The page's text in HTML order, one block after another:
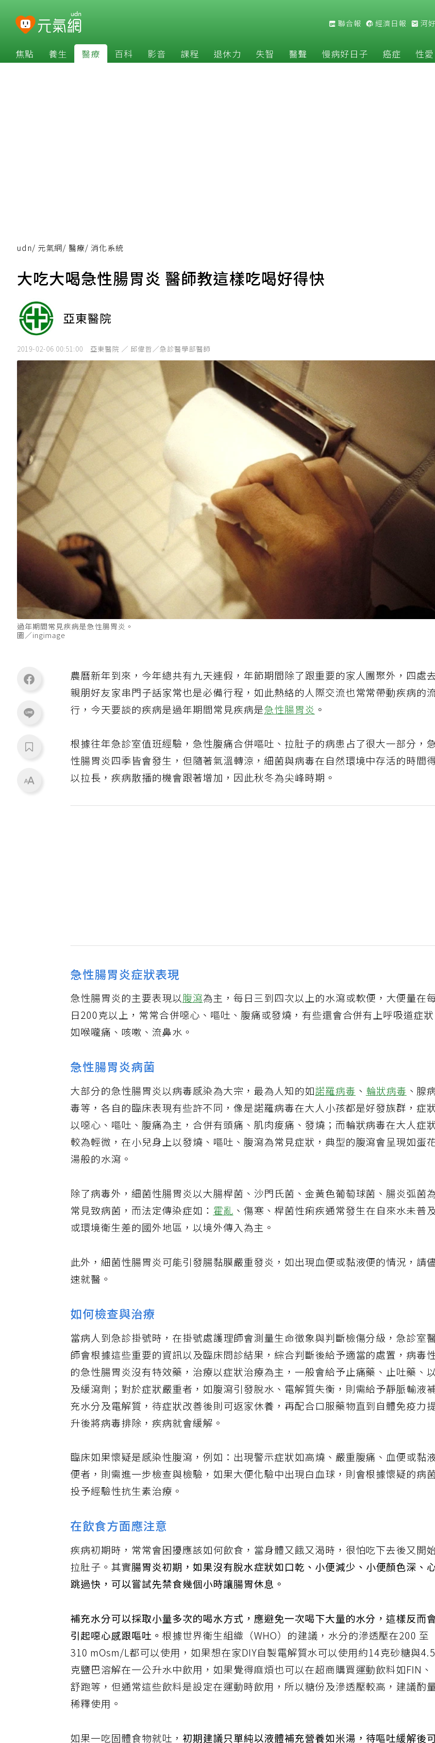
聯合報 經濟日報 河
焦點 養生 醫療 百科 影音 課程 退休力 失智 醫聲 慢病好日子 癌症 性愛
udn/ 元氣網/ 醫療/ 消化系統
大吃大喝急性腸胃炎 醫師教這樣吃喝好得快
亞東醫院
2019-02-06 00:51:00 亞東醫院 ／ 邱偉哲／急診醫學部醫師
過年期間常見疾病是急性腸胃炎。
圖／ingimage
農曆新年到來，今年總共有九天連假，年節期間除了跟重要的家人團聚外，四處
親朋好友家串門子話家常也是必備行程，如此熱絡的人際交流也常常帶動疾病的
行，今天要談的疾病是過年期間常見疾病是急性腸胃炎 。
根據往年急診室值班經驗，急性腹痛合併嘔吐、拉肚子的病患占了很大一部分，
性腸胃炎四季皆會發生，但隨著氣溫轉涼，細菌與病毒在自然環境中存活的時間
以拉長，疾病散播的機會跟著增加，因此秋冬為尖峰時期。
急性腸胃炎症狀表現
急性腸胃炎的主要表現以腹瀉為主，每日三到四次以上的水瀉或軟便，大便量在
日200克以上，常常合併噁心、嘔吐、腹痛或發燒，有些還會合併有上呼吸道症狀
如喉嚨痛、咳嗽、流鼻水。
急性腸胃炎病菌
大部分的急性腸胃炎以病毒感染為大宗，最為人知的如諾羅病毒 、輪狀病毒 、腺
毒等，各自的臨床表現有些許不同，像是諾羅病毒在大人小孩都是好發族群，症
以噁心、嘔吐、腹痛為主，合併有頭痛、肌肉痠痛、發燒；而輪狀病毒在大人症
較為輕微，在小兒身上以發燒、嘔吐、腹瀉為常見症狀，典型的腹瀉會呈現如蛋
湯般的水瀉。
除了病毒外，細菌性腸胃炎以大腸桿菌、沙門氏菌、金黃色葡萄球菌、腸炎弧菌
常見致病菌，而法定傳染症如：霍亂 、傷寒、桿菌性痢疾通常發生在自來水未普
或環境衛生差的國外地區，以境外傳入為主。
此外，細菌性腸胃炎可能引發腸黏膜嚴重發炎，如出現血便或黏液便的情況，請
速就醫。
如何檢查與治療
當病人到急診掛號時，在掛號處護理師會測量生命徵象與判斷檢傷分級，急診室醫
師會根據這些重要的資訊以及臨床問診結果，綜合判斷後給予適當的處置，病毒
的急性腸胃炎沒有特效藥，治療以症狀治療為主，一般會給予止痛藥、止吐藥、
及緩瀉劑；對於症狀嚴重者，如腹瀉引發脫水、電解質失衡，則需給予靜脈輸液
充水分及電解質，待症狀改善後則可返家休養，再配合口服藥物直到自體免疫力
升後將病毒排除，疾病就會緩解。
臨床如果懷疑是感染性腹瀉，例如：出現警示症狀如高燒、嚴重腹痛、血便或黏
便者，則需進一步檢查與檢驗，如果大便化驗中出現白血球，則會根據懷疑的病菌
投予經驗性抗生素治療。
在飲食方面應注意
疾病初期時，常常會困擾應該如何飲食，當身體又餓又渴時，很怕吃下去後又開始
拉肚子。其實腸胃炎初期，如果沒有脫水症狀如口乾、小便減少、小便顏色深、
跳過快，可以嘗試先禁食幾個小時讓腸胃休息。
補充水分可以採取小量多次的喝水方式，應避免一次喝下大量的水分，這樣反而會
引起噁心感跟嘔吐。 根據世界衛生組織（WHO）的建議，水分的滲透壓在200 至
310 mOsm/L都可以使用，如果想在家DIY自製電解質水可以使用約14克砂糖與4.5
克鹽巴溶解在一公升水中飲用，如果覺得麻煩也可以在超商購買運動飲料如FIN、
舒跑等，但通常這些飲料是設定在運動時飲用，所以糖份及滲透壓較高，建議酌
稀釋使用。